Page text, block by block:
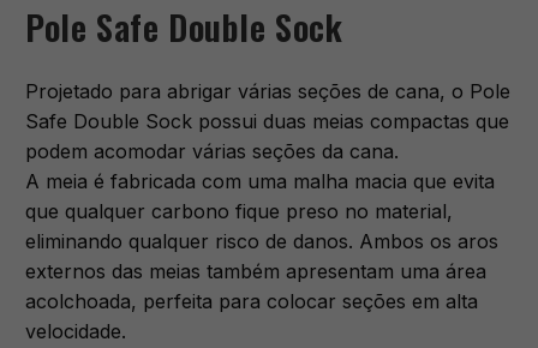
Pole Safe Double Sock
Projetado para abrigar várias seções de cana, o Pole
Safe Double Sock possui duas meias compactas que
podem acomodar várias seções da cana.
A meia é fabricada com uma malha macia que evita
que qualquer carbono fique preso no material,
eliminando qualquer risco de danos. Ambos os aros
externos das meias também apresentam uma área
acolchoada, perfeita para colocar seções em alta
velocidade.